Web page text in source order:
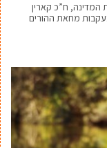
המדינה, ח”כ קארין
מחאת ההורים